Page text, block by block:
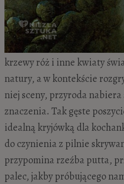
krzewy róż i inne kwiaty
natury, a w kontekście
niej sceny, przyroda
znaczenia. Tak gęste
idealną kryjówką dla
do czynienia z pilnie
przypomina rzeźba putta,
palec, jakby próbującego